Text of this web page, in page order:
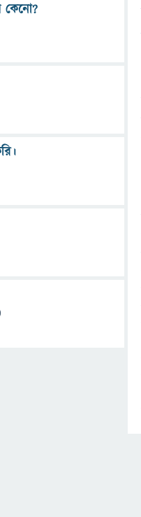
কেনো?